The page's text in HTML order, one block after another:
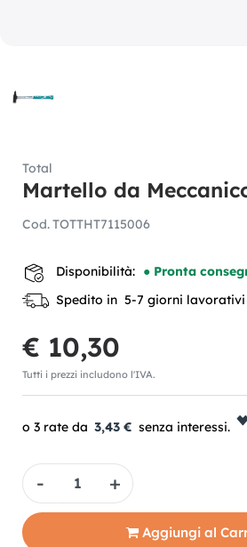
Total
Martello da
Cod.TOTTHT7115006
Disponibilità: ● Pronta
Spedito in 5-7 giorni lavorativi
€ 10,30
Tutti i prezzi includono l'IVA.
3,43 €
Quantità
Aggiungi al